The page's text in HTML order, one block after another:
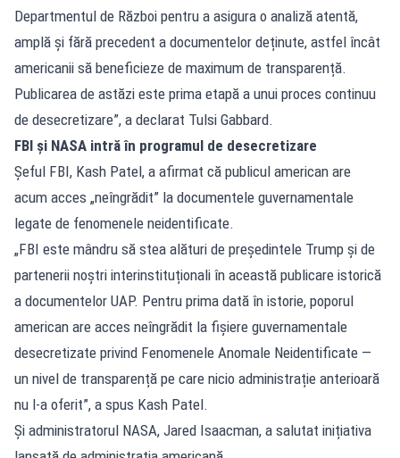
Departmentul de Război pentru a asigura o analiză atentă,
amplă și fără precedent a documentelor deținute, astfel încât
americanii să beneficieze de maximum de transparență.
Publicarea de astăzi este prima etapă a unui proces continuu
de desecretizare”, a declarat Tulsi Gabbard.
FBI și NASA intră în programul de desecretizare
Șeful FBI, Kash Patel, a afirmat că publicul american are
acum acces „neîngrădit” la documentele guvernamentale
legate de fenomenele neidentificate.
„FBI este mândru să stea alături de președintele Trump și de
partenerii noștri interinstituționali în această publicare istorică
a documentelor UAP. Pentru prima dată în istorie, poporul
american are acces neîngrădit la fișiere guvernamentale
desecretizate privind Fenomenele Anomale Neidentificate —
un nivel de transparență pe care nicio administrație anterioară
nu l-a oferit”, a spus Kash Patel.
Și administratorul NASA, Jared Isaacman, a salutat inițiativa